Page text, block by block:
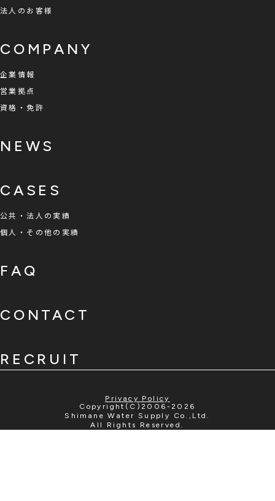
法人のお客様
COMPANY
企業情報
営業拠点
資格・免許
NEWS
CASES
公共・法人の実績
個人・その他の実績
FAQ
CONTACT
RECRUIT
Copyright(C)2006-2026
Shimane Water Supply Co.,Ltd.
All Rights Reserved.
Privacy Policy